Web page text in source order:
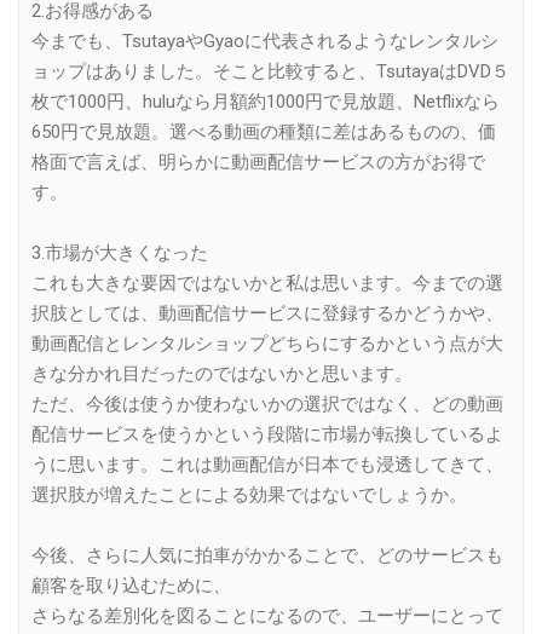
2.お得感がある
今までも、TsutayaやGyaoに代表されるようなレンタルシ
ョップはありました。そこと比較すると、TsutayaはDVD５
枚で1000円、huluなら月額約1000円で見放題、Netflixなら
650円で見放題。選べる動画の種類に差はあるものの、価
格面で言えば、明らかに動画配信サービスの方がお得で
す。
3.市場が大きくなった
これも大きな要因ではないかと私は思います。今までの選
択肢としては、動画配信サービスに登録するかどうかや、
動画配信とレンタルショップどちらにするかという点が大
きな分かれ目だったのではないかと思います。
ただ、今後は使うか使わないかの選択ではなく、どの動画
配信サービスを使うかという段階に市場が転換しているよ
うに思います。これは動画配信が日本でも浸透してきて、
選択肢が増えたことによる効果ではないでしょうか。
今後、さらに人気に拍車がかかることで、どのサービスも
顧客を取り込むために、
さらなる差別化を図ることになるので、ユーザーにとって